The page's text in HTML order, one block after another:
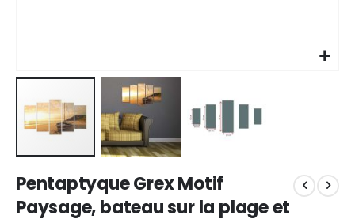
to
the
beginning
Pentaptyque Grex Motif
Paysage, bateau sur la plage et